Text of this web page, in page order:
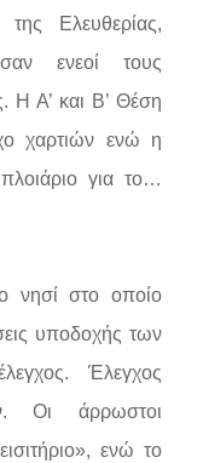
Ελευθερίας,
ενεοί τους
Η Α’ και Β’ Θέση
χαρτιών ενώ η
για το…
νησί στο οποίο
υποδοχής των
Έλεγχος
Οι άρρωστοι
ενώ το